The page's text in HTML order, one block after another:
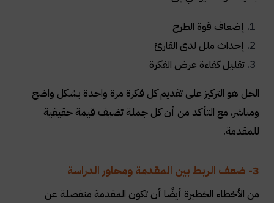
إضعاف قوة الطرح
إحداث ملل لدى القارئ
تقليل كفاءة عرض الفكرة
الحل هو التركيز على تقديم كل فكرة مرة واحدة بشكل واضح
ومباشر، مع التأكد من أن كل جملة تضيف قيمة حقيقية
للمقدمة.
3- ضعف الربط بين المقدمة ومحاور الدراسة
من الأخطاء الخطيرة أيضًا أن تكون المقدمة منفصلة عن